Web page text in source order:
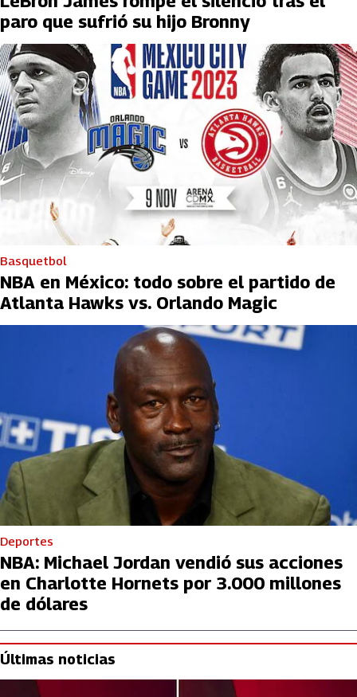
paro que sufrió su hijo Bronny
Basquetbol
NBA en México: todo sobre el partido de
Atlanta Hawks vs. Orlando Magic
Deportes
NBA: Michael Jordan vendió sus acciones
en Charlotte Hornets por 3.000 millones
de dólares
Últimas noticias